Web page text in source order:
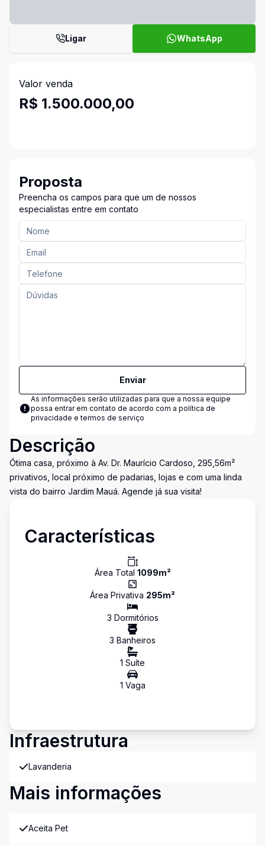
Ligar WhatsApp
Valor venda
R$ 1.500.000,00
Proposta
Preencha os campos para que um de nossos
especialistas entre em contato
Enviar
As informações serão utilizadas para que a nossa equipe
possa entrar em contato de acordo com a política de
privacidade e termos de serviço
Descrição
Ótima casa, próximo à Av. Dr. Maurício Cardoso, 295,56m²
privativos, local próximo de padarias, lojas e com uma linda
vista do bairro Jardim Mauá. Agende já sua visita!
Características
Área Total 1099m²
Área Privativa 295m²
3 Dormitórios
3 Banheiros
1 Suíte
1 Vaga
Infraestrutura
Lavanderia
Mais informações
Aceita Pet